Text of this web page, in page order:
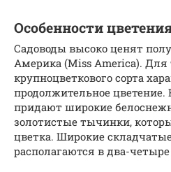
Особенности
Садоводы высоко ценят
Америка (Miss America). Для
крупноцветкового сорта
продолжительное цветение.
придают широкие
золотистые тычинки,
цветка. Широкие
располагаются в два-